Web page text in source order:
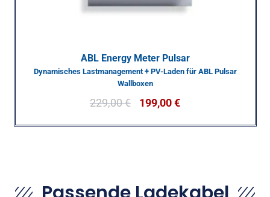
ABL Energy Meter Pulsar
Dynamisches Lastmanagement + PV-Laden für ABL Pulsar
Wallboxen
229,00€ 199,00€